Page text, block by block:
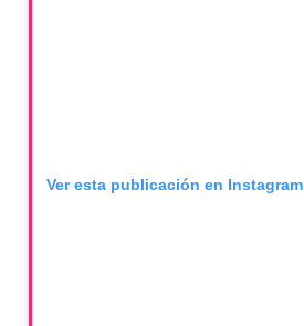
Ver esta publicación en Instagram